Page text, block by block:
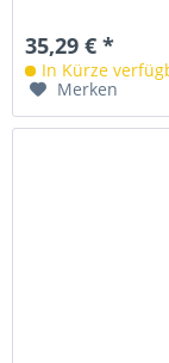
35,29 € *
In Kürze
Merken